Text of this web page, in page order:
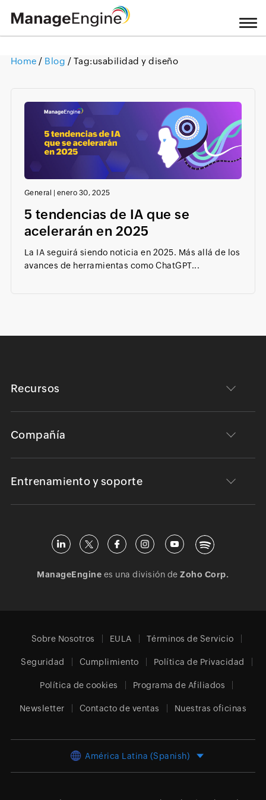
Home / Blog / Tag:usabilidad y diseño
General enero 30, 2025
5 tendencias de IA que se
acelerarán en 2025
La IA seguirá siendo noticia en 2025. Más allá de los
avances de herramientas como ChatGPT...
Recursos
Compañía
Entrenamiento y soporte
ManageEngine es una división deZoho Corp.
Sobre Nosotros EULA Términos de Servicio
Seguridad Cumplimiento Política de Privacidad
Política de cookies Programa de Afiliados
Newsletter Contacto de ventas Nuestras oficinas
América Latina (Spanish)